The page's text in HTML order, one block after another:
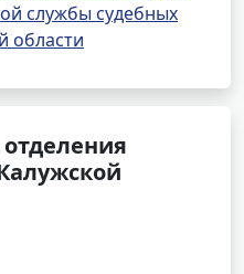
службы судебных
области